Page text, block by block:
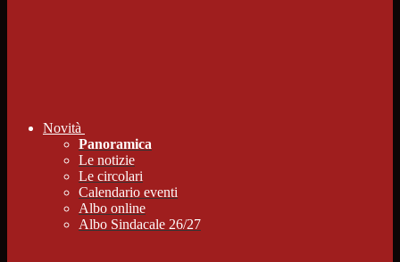
Novità
Panoramica
Le notizie
Le circolari
Calendario eventi
Albo online
Albo Sindacale 26/27